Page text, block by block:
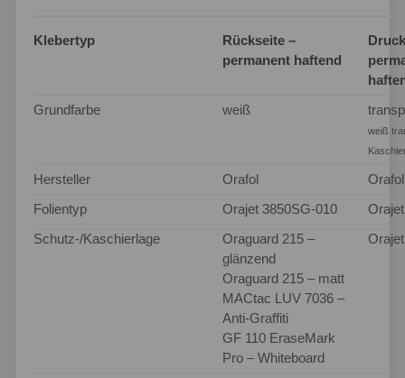
Klebertyp
Rückseite –
permanent haftend
Grundfarbe
weiß
weiß
Hersteller Orafol
Orafol
Folientyp
Orajet 3850SG-010
Schutz-/Kaschierlage
Oraguard 215 –
glänzend
Oraguard 215 – matt
MACtac LUV 7036 –
Anti-Graffiti
GF 110 EraseMark
Pro – Whiteboard